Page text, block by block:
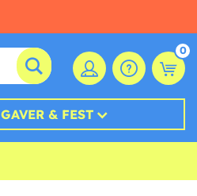
0
GAVER & FEST